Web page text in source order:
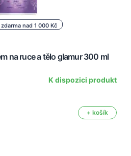
nad 1 000 Kč
na ruce a tělo glamur 300 ml
K dispozici produkt
+ košík